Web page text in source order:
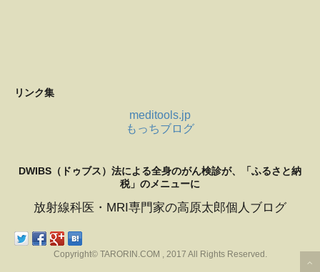
リンク集
meditools.jp
もっちブログ
DWIBS（ドゥブス）法による全身のがん検診が、「ふるさと納
税」のメニューに
放射線科医・MRI専門家の高原太郎個人ブログ
Copyright© TARORIN.COM , 2017 All Rights Reserved.